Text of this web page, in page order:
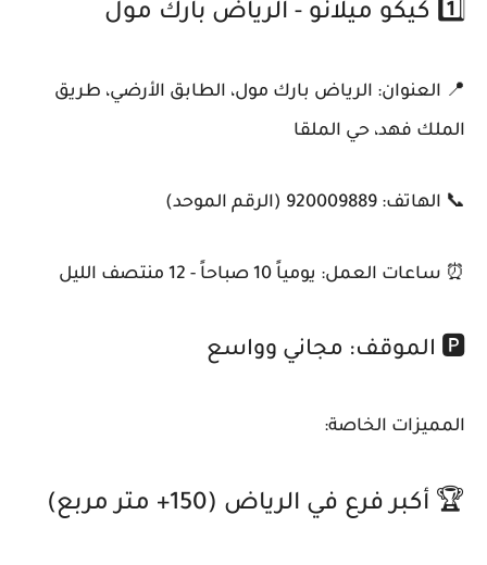
1️⃣ كيكو ميلانو - الرياض بارك مول
📍 العنوان: الرياض بارك مول، الطابق الأرضي، طريق
الملك فهد، حي الملقا
📞 الهاتف: 920009889 (الرقم الموحد)
⏰ ساعات العمل: يومياً 10 صباحاً - 12 منتصف الليل
🅿️ الموقف: مجاني وواسع
المميزات الخاصة:
🏆 أكبر فرع في الرياض (150+ متر مربع)